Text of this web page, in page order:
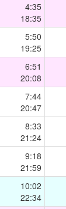
4:35
18:35
5:50
19:25
6:51
20:08
7:44
20:47
8:33
21:24
9:18
21:59
10:02
22:34